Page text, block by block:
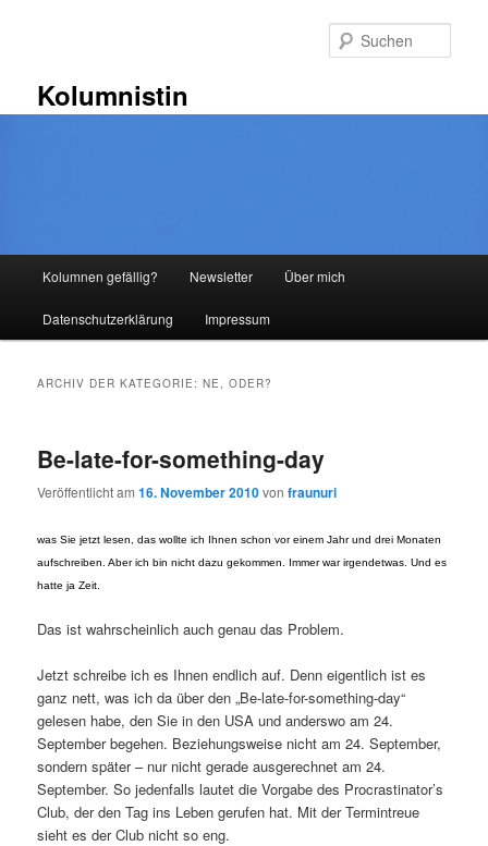
Kolumnistin
Kolumnen gefällig? Newsletter Über mich
Datenschutzerklärung Impressum
ARCHIV DER KATEGORIE:NE, ODER?
Be-late-for-something-day
Veröffentlicht am16. November 2010vonfraunuri
was Sie jetzt lesen, das wollte ich Ihnen schon vor einem Jahr und drei Monaten
aufschreiben. Aber ich bin nicht dazu gekommen. Immer war irgendetwas. Und es
hatte ja Zeit.
Das ist wahrscheinlich auch genau das Problem.
Jetzt schreibe ich es Ihnen endlich auf. Denn eigentlich ist es
ganz nett, was ich da über den „Be-late-for-something-day“
gelesen habe, den Sie in den USA und anderswo am 24.
September begehen. Beziehungsweise nicht am 24. September,
sondern später – nur nicht gerade ausgerechnet am 24.
September. So jedenfalls lautet die Vorgabe des Procrastinator’s
Club, der den Tag ins Leben gerufen hat. Mit der Termintreue
sieht es der Club nicht so eng.